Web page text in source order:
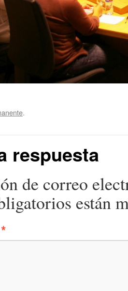
.
respuesta
de correo
están
*